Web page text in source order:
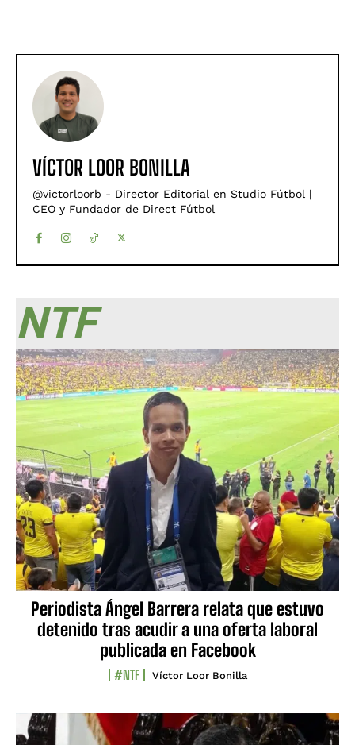
VÍCTOR LOOR BONILLA
@victorloorb - Director Editorial en Studio Fútbol |
CEO y Fundador de Direct Fútbol
NTF
Periodista Ángel Barrera relata que estuvo
detenido tras acudir a una oferta laboral
publicada en Facebook
#NTF Víctor Loor Bonilla